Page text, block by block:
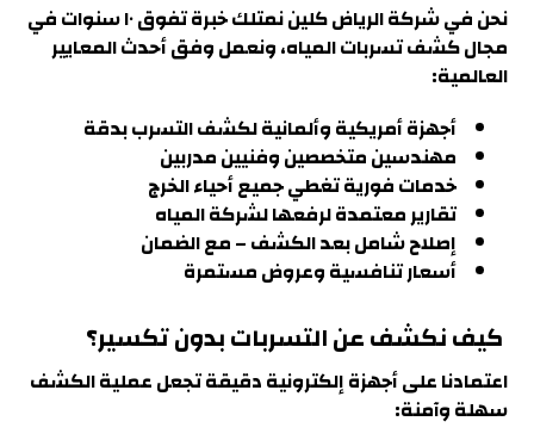
نحن في شركة الرياض كلين نمتلك خبرة تفوق ١٠ سنوات في
مجال كشف تسربات المياه، ونعمل وفق أحدث المعايير
العالمية:
أجهزة أمريكية وألمانية لكشف التسرب بدقة
مهندسين متخصصين وفنيين مدربين
خدمات فورية تغطي جميع أحياء الخرج
تقارير معتمدة لرفعها لشركة المياه
إصلاح شامل بعد الكشف – مع الضمان
أسعار تنافسية وعروض مستمرة
كيف نكشف عن التسربات بدون تكسير؟
اعتمادنا على أجهزة إلكترونية دقيقة تجعل عملية الكشف
سهلة وآمنة: